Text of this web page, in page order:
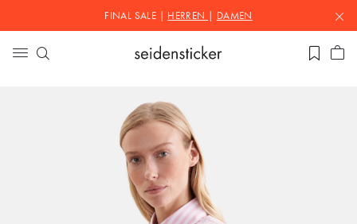
FINAL SALE | HERREN DAMEN